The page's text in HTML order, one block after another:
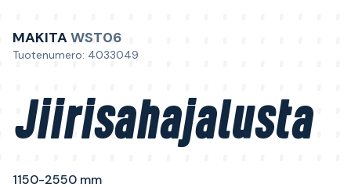
MAKITAWST06
Tuotenumero: 4033049
Jiirisahajalusta
1150-2550 mm